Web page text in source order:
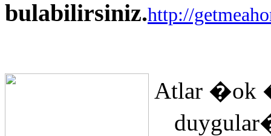
bulabilirsiniz.http://
Atlar �ok